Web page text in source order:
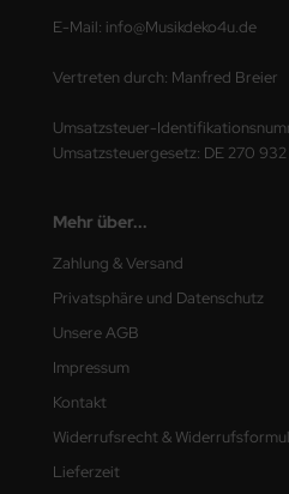
E-Mail: info@Musikdeko4u.de
Vertreten durch: Manfred Breier
Umsatzsteuer-
Umsatzsteuergesetz: DE 270
Mehr über...
Zahlung & Versand
Privatsphäre und Datenschutz
Unsere AGB
Impressum
Kontakt
Widerrufsrecht &
Lieferzeit